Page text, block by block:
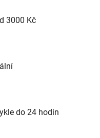
3000 Kč
do 24 hodin